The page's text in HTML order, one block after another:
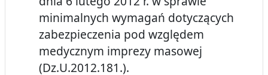
minimalnych wymagań dotyczących
zabezpieczenia pod względem
medycznym imprezy masowej
(Dz.U.2012.181.).